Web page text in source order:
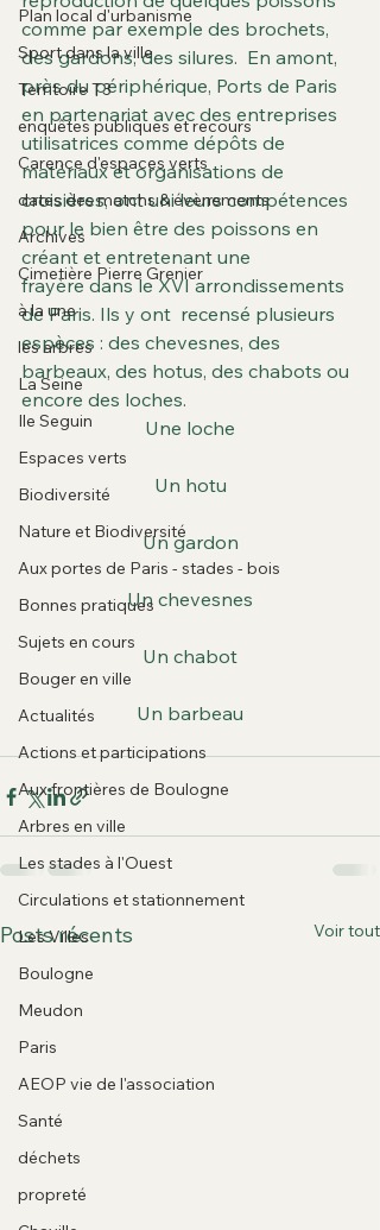
Plan local d'urbanisme
Sport dans la ville
Territoire T3
enquêtes publiques et recours
Carence d'espaces verts
dates des matchs & évènements
Archives
Cimetière Pierre Grenier
à la une
les arbres
La Seine
Ile Seguin
Espaces verts
Biodiversité
Nature et Biodiversité
Aux portes de Paris - stades - bois
Bonnes pratiques
Sujets en cours
Bouger en ville
Actualités
Actions et participations
Aux frontières de Boulogne
Arbres en ville
Les stades à l'Ouest
Circulations et stationnement
Les Villes
Boulogne
Meudon
Paris
AEOP vie de l'association
Santé
déchets
propreté
comme par exemple des brochets,
des gardons, des silures.  En amont,
près du périphérique, Ports de Paris
en partenariat avec des entreprises
utilisatrices comme dépôts de
matériaux et organisations de
croisières, ont uni leurs compétences
pour le bien être des poissons en
créant et entretenant une
frayère dans le XVI arrondissements
de Paris. Ils y ont  recensé plusieurs
espèces : des chevesnes, des
barbeaux, des hotus, des chabots ou
encore des loches.
Une loche
Un hotu
Un gardon
Un chevesnes
Un chabot
Un barbeau
Posts récents Voir tout